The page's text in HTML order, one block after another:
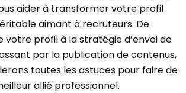
aider à transformer votre profil
aimant à recruteurs. De
votre profil à la stratégie d’envoi de
par la publication de contenus,
toutes les astuces pour faire de
allié professionnel.